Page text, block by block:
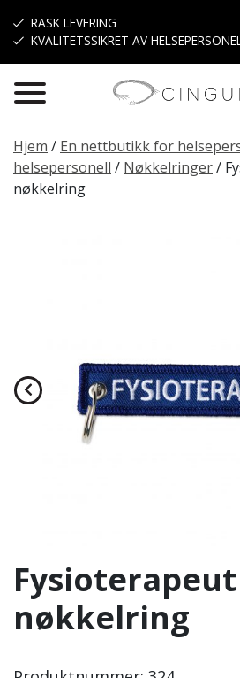
RASK LEVERING
KVALITETSSIKRET AV
Hjem / En nettbutikk for
helsepersonell / Nøkkelringer/
nøkkelring
Fysioterapeut
nøkkelring